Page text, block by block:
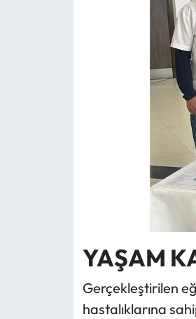
YAŞAM
Gerçekleştirilen
hastalıklarına